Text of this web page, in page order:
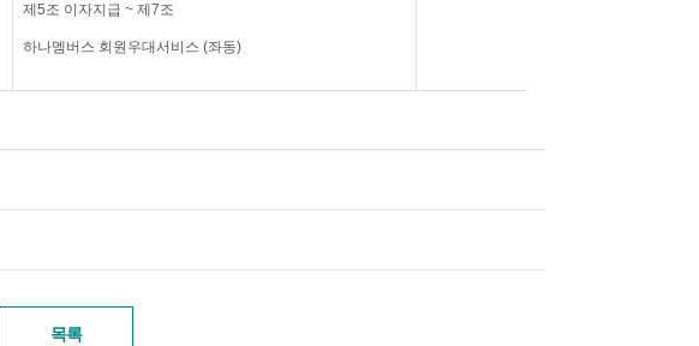
제5조 이자지급 ~ 제7조
하나멤버스 회원우대서비스 (좌동)
목록